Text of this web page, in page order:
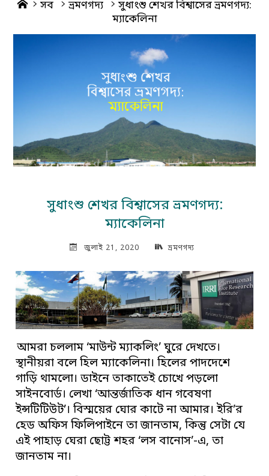
Home
সব ভ্রমণগদ্য
সুধাংশু শেখর বিশ্বাসের ভ্রমণগদ্য:
ম্যাকেলিনা
সুধাংশু শেখর বিশ্বাসের ভ্রমণগদ্য:
ম্যাকেলিনা
জুলাই 21, 2020 ভ্রমণগদ্য
আমরা চললাম ‘মাউন্ট ম্যাকলিং’ ঘুরে দেখতে।
স্থানীয়রা বলে হিল ম্যাকেলিনা। হিলের পাদদেশে
গাড়ি থামলো। ডাইনে তাকাতেই চোখে পড়লো
সাইনবোর্ড। লেখা ‘আন্তর্জাতিক ধান গবেষণা
ইন্সটিটিউট’। বিস্ময়ের ঘোর কাটে না আমার। ইরি’র
হেড অফিস ফিলিপাইনে তা জানতাম, কিন্তু সেটা যে
এই পাহাড় ঘেরা ছোট্ট শহর ‘লস বানোস’-এ, তা
জানতাম না।